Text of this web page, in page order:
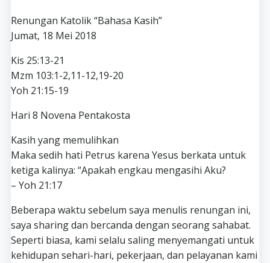
Renungan Katolik “Bahasa Kasih”
Jumat, 18 Mei 2018
Kis 25:13-21
Mzm 103:1-2,11-12,19-20
Yoh 21:15-19
Hari 8 Novena Pentakosta
Kasih yang memulihkan
Maka sedih hati Petrus karena Yesus berkata untuk
ketiga kalinya: “Apakah engkau mengasihi Aku?
– Yoh 21:17
Beberapa waktu sebelum saya menulis renungan ini,
saya sharing dan bercanda dengan seorang sahabat.
Seperti biasa, kami selalu saling menyemangati untuk
kehidupan sehari-hari, pekerjaan, dan pelayanan kami